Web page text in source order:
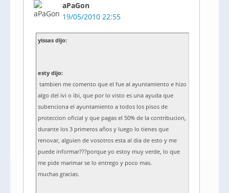
aPaGon
19/05/2010 22:55
yissas dijo:
esty dijo:
tambien me comento que el fue al ayuntamiento e hizo
algo del ivi o ibi, que por lo visto es una ayuda que
subenciona el ayuntamiento a todos los pisos de
proteccion oficial y que pagas el 50% de la contribucion,
durante los 3 primeros años y luego lo tienes que
renovar, alguien de vosotros esta al dia de esto y me
puede informar???porque yo estoy muy verde, lo que
me pide marimar se lo entrego y poco mas.
muchas gracias.